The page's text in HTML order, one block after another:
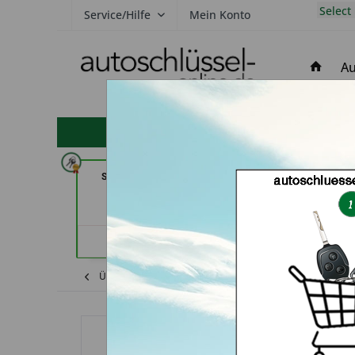
Service/Hilfe Mein Konto Select
hohe Kundenzufriedenheit
Schuh und Schlüssel Profi
Calenberger
Übersicht Chevrolet Leganza